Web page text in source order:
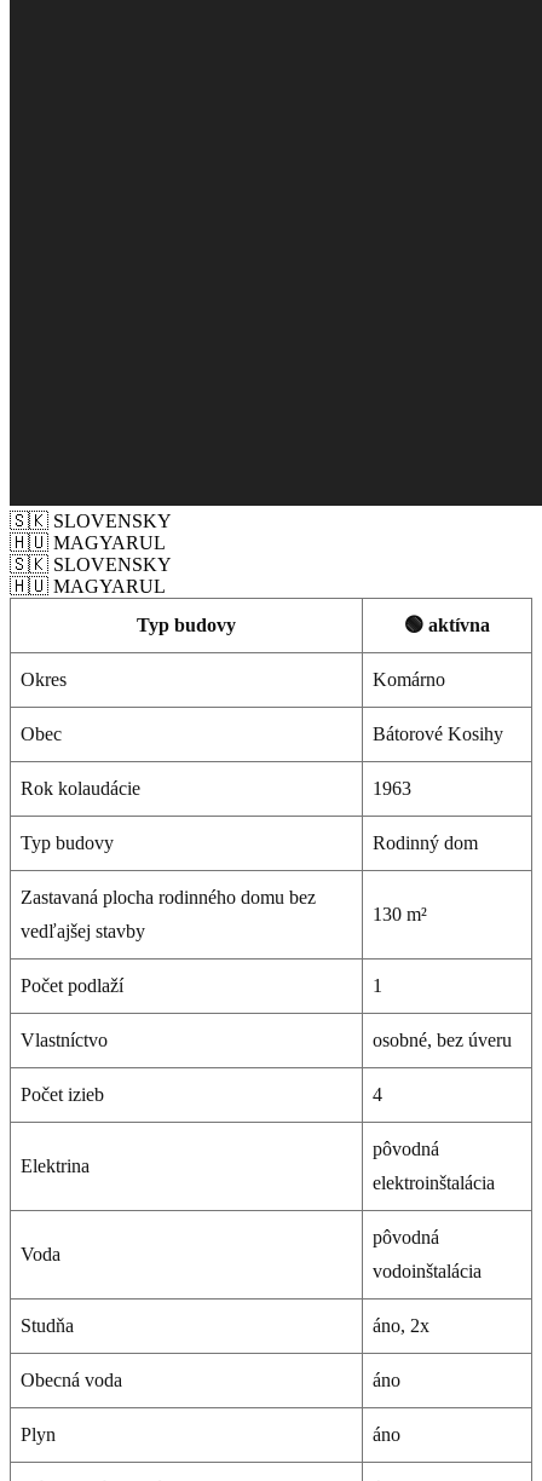
🇸🇰 SLOVENSKY
🇭🇺 MAGYARUL
🇸🇰 SLOVENSKY
🇭🇺 MAGYARUL
Typ budovy
🟢 aktívna
Okres Komárno
Obec Bátorové Kosihy
Rok kolaudácie 1963
Typ budovy Rodinný dom
Zastavaná plocha rodinného domu bez
vedľajšej stavby
130 m²
Počet podlaží 1
Vlastníctvo osobné, bez úveru
Počet izieb 4
Elektrina
pôvodná
elektroinštalácia
Voda
pôvodná
vodoinštalácia
Studňa áno, 2x
Obecná voda áno
Plyn áno